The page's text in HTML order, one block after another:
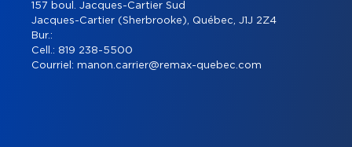
157 boul. Jacques-Cartier Sud
Jacques-Cartier (Sherbrooke), Québec, J1J 2Z4
Bur.:
Cell.: 819 238-5500
Courriel: manon.carrier@remax-quebec.com